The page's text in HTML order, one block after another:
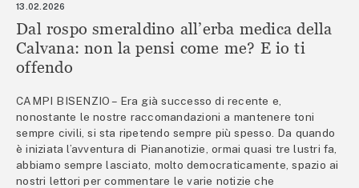
13.02.2026
Dal rospo smeraldino all’erba medica della
Calvana: non la pensi come me? E io ti
offendo
CAMPI BISENZIO – Era già successo di recente e,
nonostante le nostre raccomandazioni a mantenere toni
sempre civili, si sta ripetendo sempre più spesso. Da quando
è iniziata l’avventura di Piananotizie, ormai quasi tre lustri fa,
abbiamo sempre lasciato, molto democraticamente, spazio ai
nostri lettori per commentare le varie notizie che